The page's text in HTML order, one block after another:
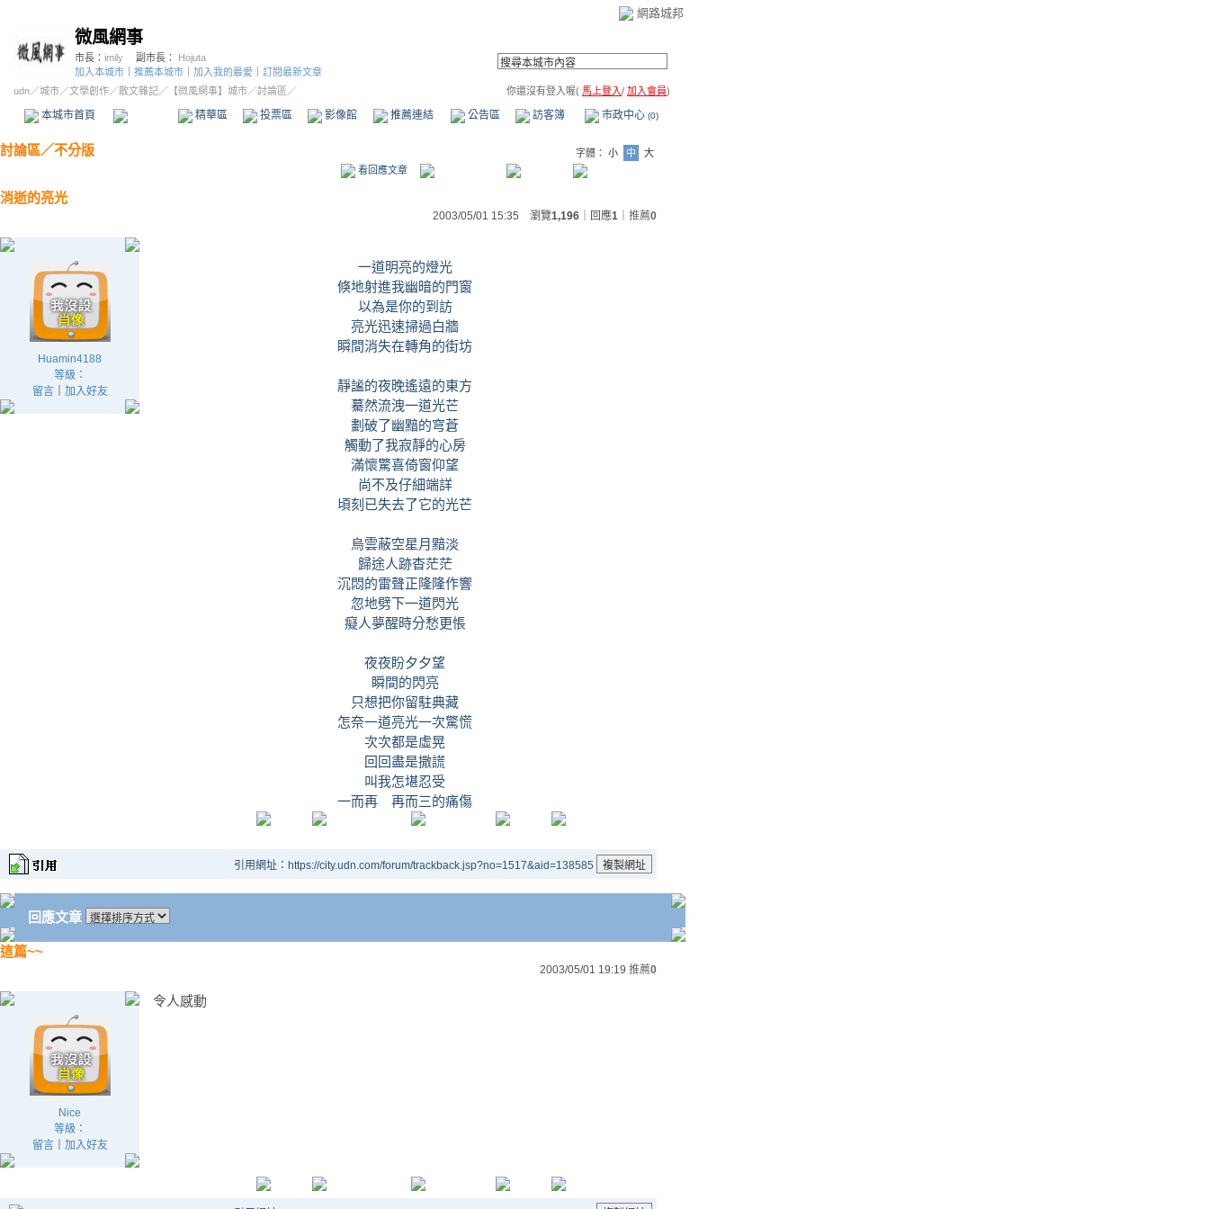
網路城邦
微風網事
市長： imily 副市長：
Hojuta
加入本城市
推薦本城市 加入我的最愛
訂閱最新文章
udn／城市／文學創作／散文雜記／ 【微風網事】城市／討論區／ 你還沒有登入喔( 馬上登入/ 加入會員)
本城市首頁 精華區 投票區 影像館 推薦連結 公告區 訪客簿 市政中心 (0)
討論區／不分版 字體： 小 中
大
看回應文章
消逝的亮光
2003/05/01 15:35 瀏覽1,196 ｜回應1 推薦0
Huamin4188
等級：
留言｜ 加入好友
一道明亮的燈光
倏地射進我幽暗的門窗
以為是你的到訪
亮光迅速掃過白牆
瞬間消失在轉角的街坊
靜謐的夜晚遙遠的東方
驀然流洩一道光芒
劃破了幽黯的穹蒼
觸動了我寂靜的心房
滿懷驚喜倚窗仰望
尚不及仔細端詳
頃刻已失去了它的光芒
烏雲蔽空星月黯淡
歸途人跡杳茫茫
沉悶的雷聲正隆隆作響
忽地劈下一道閃光
癡人夢醒時分愁更悵
夜夜盼夕夕望
瞬間的閃亮
只想把你留駐典藏
怎奈一道亮光一次驚慌
次次都是虛晃
回回盡是撒謊
叫我怎堪忍受
一而再 再而三的痛傷
引用網址：https://city.udn.com/forum/trackback.jsp?no=1517&aid=138585
回應文章
這篇~~
2003/05/01 19:19 推薦0
Nice
等級：
留言｜ 加入好友
令人感動